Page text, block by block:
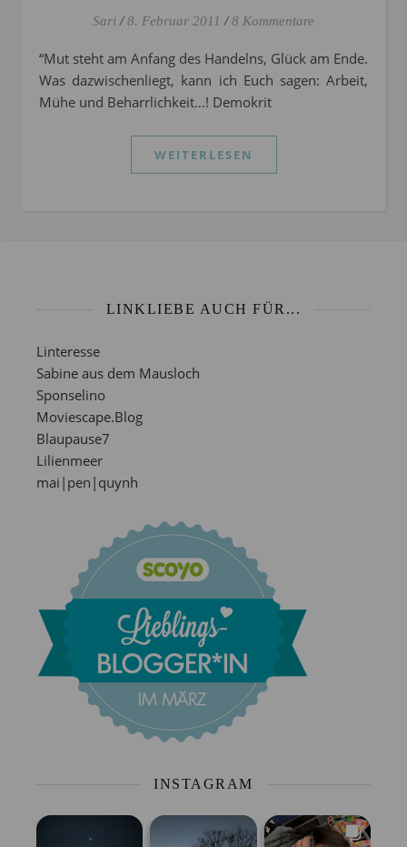
Sari / 8. Februar 2011 / 8 Kommentare
“Mut steht am Anfang des Handelns, Glück am Ende.
Was dazwischenliegt, kann ich Euch sagen: Arbeit,
Mühe und Beharrlichkeit…! Demokrit
WEITERLESEN
LINKLIEBE AUCH FÜR...
Linteresse
Sabine aus dem Mausloch
Sponselino
Moviescape.Blog
Blaupause7
Lilienmeer
mai|pen|quynh
INSTAGRAM